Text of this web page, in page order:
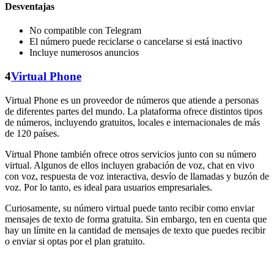
Desventajas
No compatible con Telegram
El número puede reciclarse o cancelarse si está inactivo
Incluye numerosos anuncios
4Virtual Phone
Virtual Phone es un proveedor de números que atiende a personas
de diferentes partes del mundo. La plataforma ofrece distintos tipos
de números, incluyendo gratuitos, locales e internacionales de más
de 120 países.
Virtual Phone también ofrece otros servicios junto con su número
virtual. Algunos de ellos incluyen grabación de voz, chat en vivo
con voz, respuesta de voz interactiva, desvío de llamadas y buzón de
voz. Por lo tanto, es ideal para usuarios empresariales.
Curiosamente, su número virtual puede tanto recibir como enviar
mensajes de texto de forma gratuita. Sin embargo, ten en cuenta que
hay un límite en la cantidad de mensajes de texto que puedes recibir
o enviar si optas por el plan gratuito.